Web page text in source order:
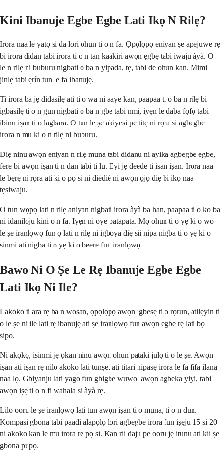
Kini Ibanuje Egbe Egbe Lati Ikọ N Rilẹ?
Irora naa le yatọ si da lori ohun ti o n fa. Ọpọlọpọ eniyan ṣe apejuwe rẹ
bi irora didan tabi irora ti o n tan kaakiri awọn ẹgbẹ tabi iwaju àyà. O
le n rilẹ ni buburu nigbati o ba n yipada, tẹ, tabi de ohun kan. Mimi
jinlẹ tabi ẹrín tun le fa ibanujẹ.
Ti irora ba jẹ didasilẹ ati ti o wa ni aaye kan, paapaa ti o ba n rilẹ bi
igbasilẹ ti o n gun nigbati o ba n gbe tabi nmi, iyẹn le daba fọfọ tabi
ibinu iṣan ti o lagbara. O tun le ṣe akiyesi pe titẹ ni rọra si agbegbe
irora n mu ki o n rilẹ ni buburu.
Diẹ ninu awọn eniyan n rilẹ muna tabi didanu ni ayika agbegbe egbe,
fere bi awọn iṣan ti n dan tabi ti lu. Eyi jẹ deede ti isan iṣan. Irora naa
le bẹrẹ ni rọra ati ki o pọ si ni diėdiė ni awọn ọjọ diẹ bi ikọ naa
tẹsiwaju.
O tun wọpọ lati n rilẹ aniyan nigbati irora àyà ba han, paapaa ti o ko ba
ni idaniloju kini o n fa. Iyẹn ni oye patapata. Mọ ohun ti o yẹ ki o wo
le ṣe iranlọwọ fun ọ lati n rilẹ ni igboya diẹ sii nipa nigba ti o yẹ ki o
sinmi ati nigba ti o yẹ ki o beere fun iranlọwọ.
Bawo Ni O Ṣe Le Rẹ Ibanuje Egbe Egbe
Lati Ikọ Ni Ile?
Lakoko ti ara rẹ ba n wosan, ọpọlọpọ awọn igbesẹ ti o rọrun, atilẹyin ti
o le ṣe ni ile lati rẹ ibanujẹ ati ṣe iranlọwọ fun awọn egbe rẹ lati bọ
sipo.
Ni akọkọ, isinmi jẹ ọkan ninu awọn ohun pataki julọ ti o le ṣe. Awọn
iṣan ati iṣan rẹ nilo akoko lati tunṣe, ati titari nipasẹ irora le fa fifa ilana
naa lọ. Gbiyanju lati yago fun gbigbe wuwo, awọn agbeka yiyi, tabi
awọn iṣẹ ti o n fi wahala si àyà rẹ.
Lilo ooru le ṣe iranlọwọ lati tun awọn iṣan ti o muna, ti o n dun.
Kompasi gbona tabi paadi alapọlọ lori agbegbe irora fun iṣẹju 15 si 20
ni akoko kan le mu irora rẹ pọ si. Kan rii daju pe ooru jẹ itunu ati kii ṣe
gbona pupọ.